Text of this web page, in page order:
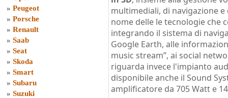
» Peugeot
» Porsche
» Renault
» Saab
» Seat
» Skoda
» Smart
» Subaru
» Suzuki
multimediali, di navigazione
nome delle le tecnologie che
integrando il sistema di
Google Earth, alle
music stream”, ai social
riguarda invece l'impianto
disponibile anche il Sound
amplificatore da 705 Watt e